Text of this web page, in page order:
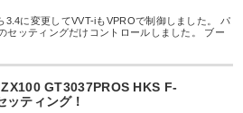
に変更してVVT-iもVPROで制御しました。 パ
セッティングだけコントロールしました。 ブー
GT3037PROS HKS F-
ッティング！